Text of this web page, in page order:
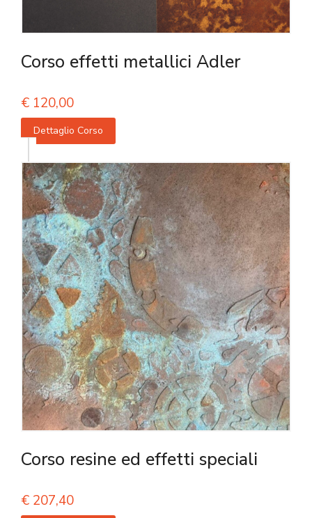
Corso effetti metallici Adler
€ 120,00
Dettaglio Corso
Corso resine ed effetti speciali
€ 207,40